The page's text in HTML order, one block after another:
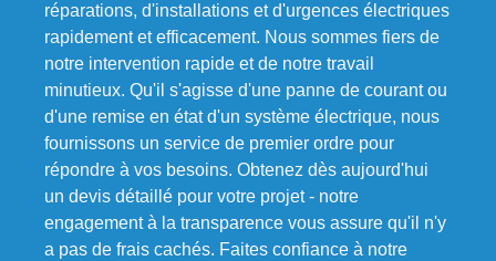
réparations, d'installations et d'urgences électriques
rapidement et efficacement. Nous sommes fiers de
notre intervention rapide et de notre travail
minutieux. Qu'il s'agisse d'une panne de courant ou
d'une remise en état d'un système électrique, nous
fournissons un service de premier ordre pour
répondre à vos besoins. Obtenez dès aujourd'hui
un devis détaillé pour votre projet - notre
engagement à la transparence vous assure qu'il n'y
a pas de frais cachés. Faites confiance à notre